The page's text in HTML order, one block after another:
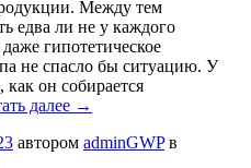
Между тем
едва ли не у каждого
гипотетическое
не спасло бы ситуацию. У
как он собирается
далее →
автором adminGWPв